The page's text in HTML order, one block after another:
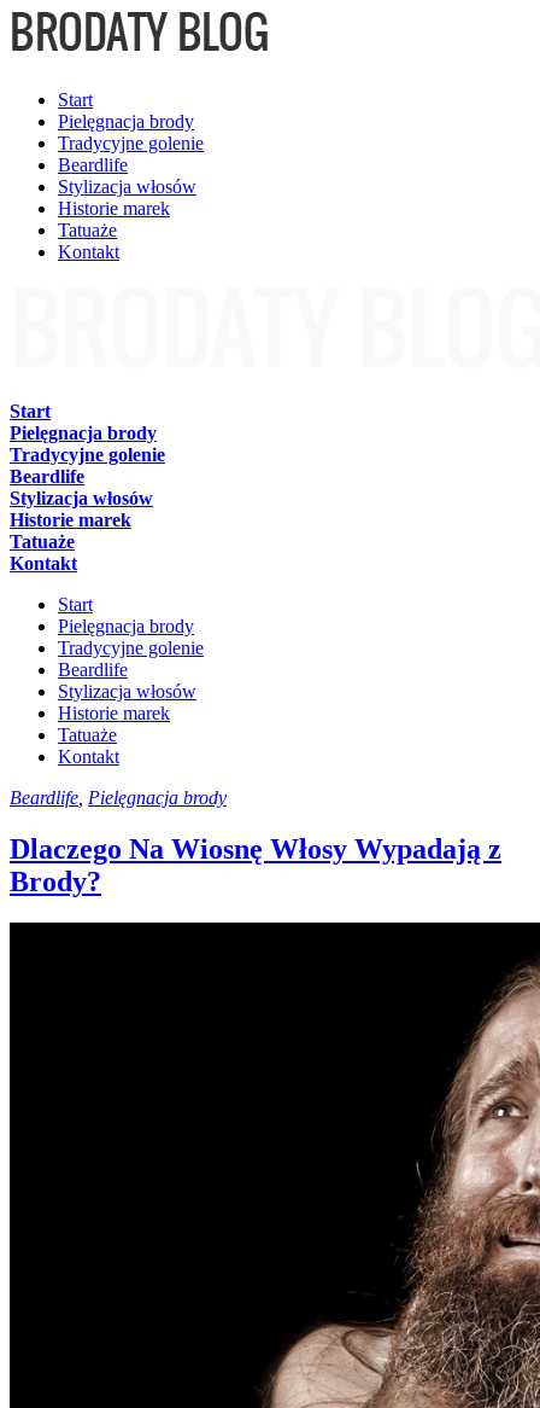
Start
Pielęgnacja brody
Tradycyjne golenie
Beardlife
Stylizacja włosów
Historie marek
Tatuaże
Kontakt
Start
Pielęgnacja brody
Tradycyjne golenie
Beardlife
Stylizacja włosów
Historie marek
Tatuaże
Kontakt
Start
Pielęgnacja brody
Tradycyjne golenie
Beardlife
Stylizacja włosów
Historie marek
Tatuaże
Kontakt
Beardlife Pielęgnacja brody
Dlaczego Na Wiosnę Włosy Wypadają z
Brody?